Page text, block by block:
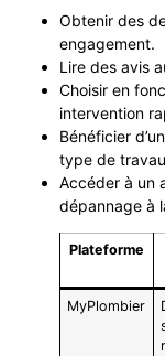
Obtenir des
engagement.
Lire des avis
Choisir en
intervention
Bénéficier
type de
Accéder à un
dépannage à
Plateforme
MyPlombier